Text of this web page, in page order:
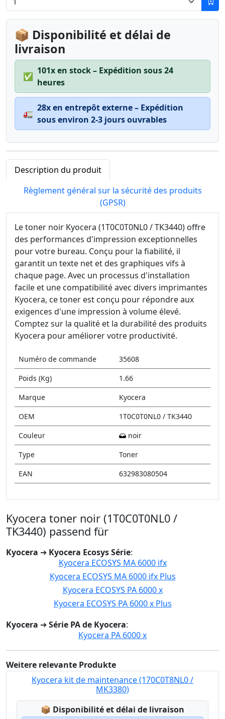
📦 Disponibilité et délai de
livraison
✅
101x en stock – Expédition sous 24
heures
🚛
28x en entrepôt externe – Expédition
sous environ 2-3 jours ouvrables
Description du produit
Règlement général sur la sécurité des produits
(GPSR)
Le toner noir Kyocera (1T0C0T0NL0 / TK3440) offre
des performances d'impression exceptionnelles
pour votre bureau. Conçu pour la fiabilité, il
garantit un texte net et des graphiques vifs à
chaque page. Avec un processus d'installation
facile et une compatibilité avec divers imprimantes
Kyocera, ce toner est conçu pour répondre aux
exigences d'une impression à volume élevé.
Comptez sur la qualité et la durabilité des produits
Kyocera pour améliorer votre productivité.
Numéro de commande
35608
Poids (Kg)
1.66
Marque
Kyocera
OEM
1T0C0T0NL0 / TK3440
Couleur
noir
Type
Toner
EAN
632983080504
Kyocera toner noir (1T0C0T0NL0 /
TK3440) passend für
Kyocera ➔ Kyocera Ecosys Série:
Kyocera ECOSYS MA 6000 ifx
Kyocera ECOSYS MA 6000 ifx Plus
Kyocera ECOSYS PA 6000 x
Kyocera ECOSYS PA 6000 x Plus
Kyocera ➔Série PA de Kyocera:
Kyocera PA 6000 x
Weitere relevante Produkte
Kyocera kit de maintenance (170C0T8NL0 /
MK3380)
📦 Lagerstatus:
Disponibilité et délai de livraison